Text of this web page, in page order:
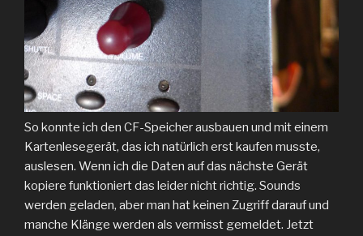
So konnte ich den CF-Speicher ausbauen und mit einem
Kartenlesegerät, das ich natürlich erst kaufen musste,
auslesen. Wenn ich die Daten auf das nächste Gerät
kopiere funktioniert das leider nicht richtig. Sounds
werden geladen, aber man hat keinen Zugriff darauf und
manche Klänge werden als vermisst gemeldet. Jetzt